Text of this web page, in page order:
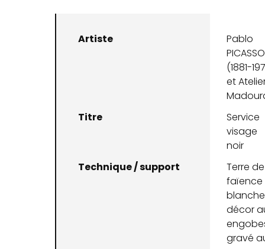
Artiste
Pablo
PICASSO
(1881-
et
Titre
Service
visage
noir
Technique / support
Terre de
faïence
décor
gravé